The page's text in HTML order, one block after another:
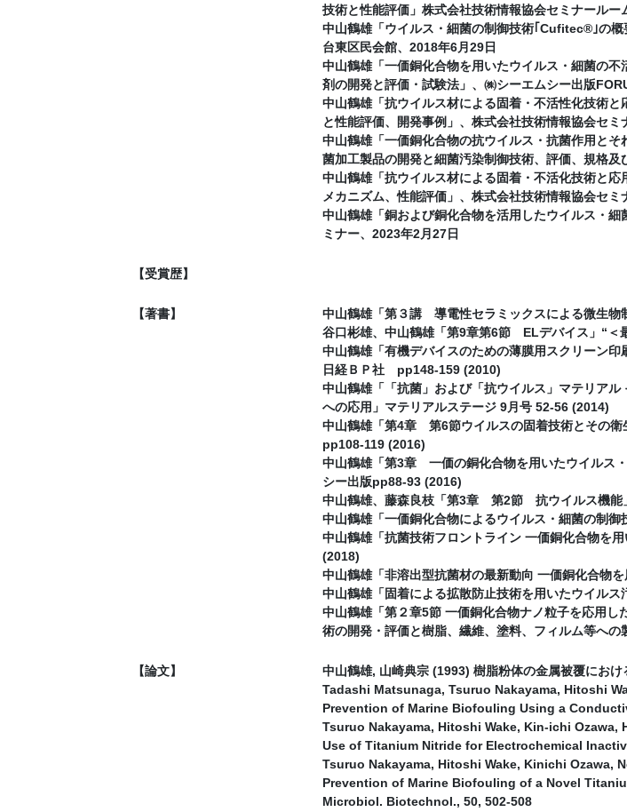
技術と性能評価」株式会社技術情報協会セミナールー
中山鶴雄「ウイルス・細菌の制御技術｢Cufitec®｣の
台東区民会館、2018年6月29日
中山鶴雄「一価銅化合物を用いたウイルス・細菌の
剤の開発と評価・試験法」、㈱シーエムシー出版
中山鶴雄「抗ウイルス材による固着・不活性化技術
と性能評価、開発事例」、株式会社技術情報協会セミ
中山鶴雄「一価銅化合物の抗ウイルス・抗菌作用と
菌加工製品の開発と細菌汚染制御技術、評価、規格
中山鶴雄「抗ウイルス材による固着・不活化技術と
メカニズム、性能評価」、株式会社技術情報協会セミ
中山鶴雄「銅および銅化合物を活用したウイルス・
ミナー、2023年2月27日
【受賞歴】
【著書】
中山鶴雄「第３講 導電性セラミックスによる微生物
谷口彬雄、中山鶴雄「第9章第6節 ELデバイス」“＜
中山鶴雄「有機デバイスのための薄膜用スクリーン
日経ＢＰ社 pp148-159 (2010)
中山鶴雄「「抗菌」および「抗ウイルス」マテリア
への応用」マテリアルステージ 9月号 52-56 (2014)
中山鶴雄「第4章 第6節ウイルスの固着技術とその衛
pp108-119 (2016)
中山鶴雄「第3章 一価の銅化合物を用いたウイルス
シー出版pp88-93 (2016)
中山鶴雄、藤森良枝「第3章 第2節 抗ウイルス機能
中山鶴雄「一価銅化合物によるウイルス・細菌の制
中山鶴雄「抗菌技術フロントライン 一価銅化合物を
(2018)
中山鶴雄「非溶出型抗菌材の最新動向 一価銅化合物
中山鶴雄「固着による拡散防止技術を用いたウイル
中山鶴雄「第２章5節 一価銅化合物ナノ粒子を応用
術の開発・評価と樹脂、繊維、塗料、フィルム等へ
【論文】
中山鶴雄, 山崎典宗 (1993) 樹脂粉体の金属被覆にお
Tadashi Matsunaga, Tsuruo Nakayama, Hitoshi
Prevention of Marine Biofouling Using a
Tsuruo Nakayama, Hitoshi Wake, Kin-ichi
Use of Titanium Nitride for Electrochemical
Tsuruo Nakayama, Hitoshi Wake, Kinichi Ozawa,
Prevention of Marine Biofouling of a Novel
Microbiol. Biotechnol., 50, 502-508